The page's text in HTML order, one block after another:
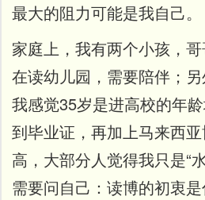
最大的阻力可能是我自己。
家庭上，我有两个小孩，
在读幼儿园，需要陪伴；另
我感觉35岁是进高校的年
到毕业证，再加上马来西
高，大部分人觉得我只是“
需要问自己：读博的初衷